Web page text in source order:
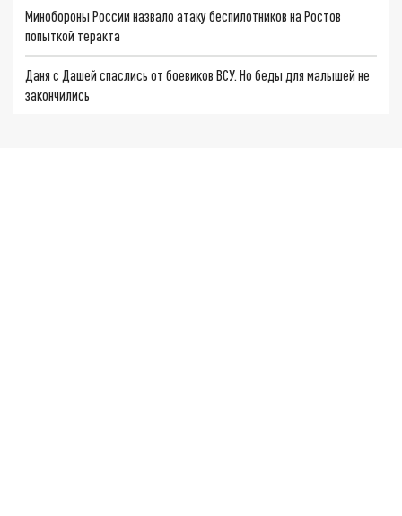
Минобороны России назвало атаку беспилотников на Ростов
попыткой теракта
Даня с Дашей спаслись от боевиков ВСУ. Но беды для малышей не
закончились